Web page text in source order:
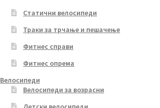
Статични велосипеди
Траки за трчање и пешачење
Фитнес справи
Фитнес опрема
Велосипеди
Велосипеди за возрасни